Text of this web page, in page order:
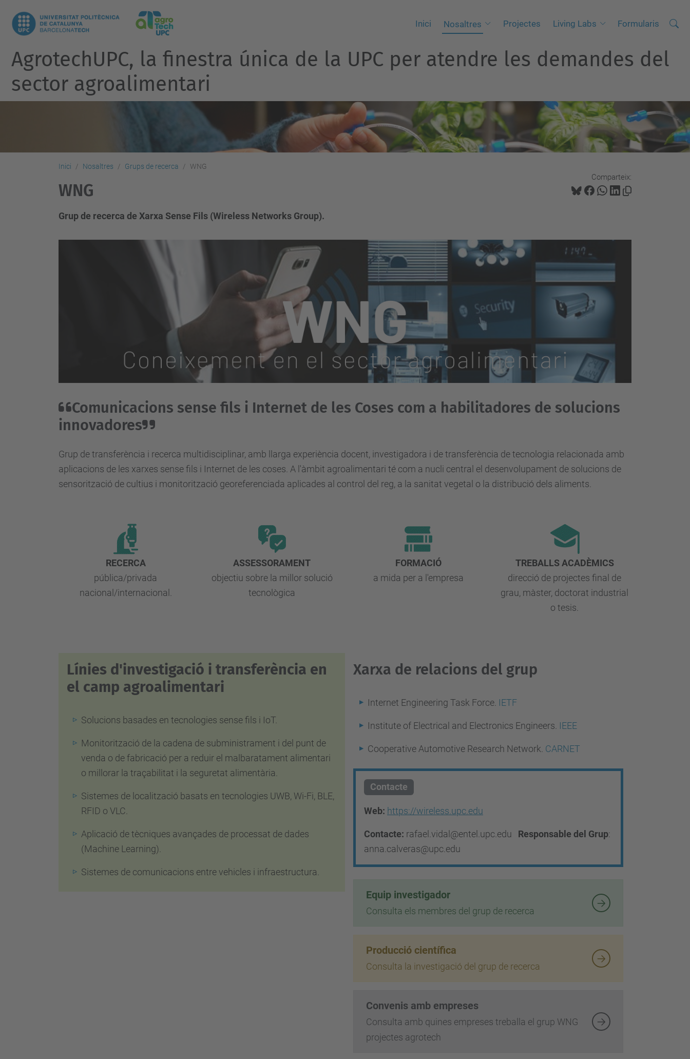
Inici Nosaltres Projectes Living Labs Formularis Cerca
C
r
c
v
n
AgrotechUPC, la finestra única de la UPC per atendre les demandes del
sector agroalimentari
Inici Nosaltres Grups de recerca WNG
Comparteix:
WNG
Grup de recerca de Xarxa Sense Fils (Wireless Networks Group).
Comunicacions sense fils i Internet de les Coses com a habilitadores de solucions
innovadores
Grup de transferència i recerca multidisciplinar, amb l
larga experiència docent, investigadora i de transferència de tecnologia relacionada amb
aplicacions de les xarxes sense fils i Internet de les coses. A l'àmbit agroalimentari té com a nucli central el desenvolupament de solucions de
sensorització de cultius i monitorització georeferenciada aplicades al control del reg, a la sanitat vegetal o la distribució dels aliments.
RECERCA
pública/privada
nacional/internacional.
ASSESSORAMENT
objectiu sobre la millor solució
tecnològica
FORMACIÓ
a mida per a l'empresa
TREBALLS ACADÈMICS
direcció de projectes final de
grau, màster, doctorat industrial
o tesis.
Línies d'investigació i transferència en
el camp agroalimentari
Solucions basades en tecnologies sense fils i IoT.
Monitorització de la cadena de subministrament i del punt de
venda o de fabricació per a reduir el malbaratament alimentari
o millorar la traçabilitat i la seguretat alimentària.
Sistemes de localització basats en tecnologies UWB, Wi-Fi, BLE,
RFID o VLC.
Aplicació de tècniques avançades de processat de dades
(Machine Learning).
Sistemes de comunicacions entre vehicles i infraestructura.
Xarxa de relacions del grup
Internet Engineering Task Force. IETF
Institute of Electrical and Electronics Engineers. IEEE
Cooperative Automotive Research Network. CARNET
Contacte
Web: https://wireless.upc.edu
Contacte: rafael.vidal@entel.upc.edu Responsable del Grup:
anna.calveras@upc.edu
Equip investigador
Consulta els membres del grup de recerca
Producció científica
Consulta la investigació del grup de recerca
Convenis amb empreses
Consulta amb quines empreses treballa el grup WNG
projectes agrotech